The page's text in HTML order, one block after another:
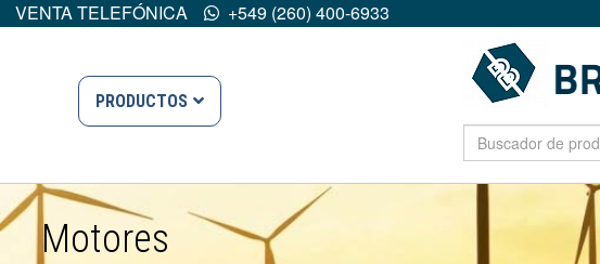
VENTA TELEFÓNICA +549 (260) 400-6933
PRODUCTOS
Motores